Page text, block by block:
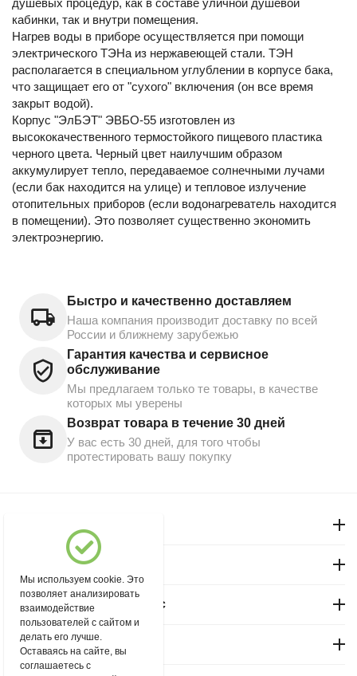
кабинки, так и внутри помещения.
Нагрев воды в приборе осуществляется при помощи
электрического ТЭНа из нержавеющей стали. ТЭН
располагается в специальном углублении в корпусе бака,
что защищает его от "сухого" включения (он все время
закрыт водой).
Корпус "ЭлБЭТ" ЭВБО-55 изготовлен из
высококачественного термостойкого пищевого пластика
черного цвета. Черный цвет наилучшим образом
аккумулирует тепло, передаваемое солнечными лучами
(если бак находится на улице) и тепловое излучение
отопительных приборов (если водонагреватель находится
в помещении). Это позволяет существенно экономить
электроэнергию.
Быстро и качественно доставляем
Наша компания производит доставку по всей
России и ближнему зарубежью
Гарантия качества и сервисное
обслуживание
Мы предлагаем только те товары, в качестве
которых мы уверены
Возврат товара в течение 30 дней
У вас есть 30 дней, для того чтобы
протестировать вашу покупку
Магазин "Северный"
Покупательский сервис
Контакты
Мы используем cookie. Это
позволяет анализировать
взаимодействие
пользователей с сайтом и
делать его лучше.
Оставаясь на сайте, вы
соглашаетесь с